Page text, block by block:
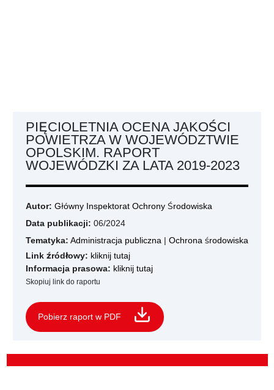
PIĘCIOLETNIA OCENA JAKOŚCI
POWIETRZA W WOJEWÓDZTWIE
OPOLSKIM. RAPORT
WOJEWÓDZKI ZA LATA 2019-2023
Autor: Główny Inspektorat Ochrony Środowiska
Data publikacji: 06/2024
Tematyka: Administracja publiczna | Ochrona środowiska
Link źródłowy: kliknij tutaj
Informacja prasowa: kliknij tutaj
Skopiuj link do raportu
Pobierz raport w PDF